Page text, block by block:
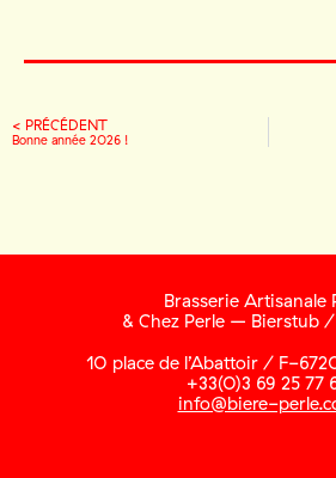
< PRÉCÉDENT
Bonne année 2026 !
Brasserie Artisanale
& Chez Perle – Bierstub
10 place de l’Abattoir / F-
+33(0)3 69 25 77
info@biere-